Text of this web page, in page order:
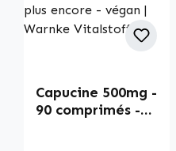
Capucine 500mg -
90 comprimés -